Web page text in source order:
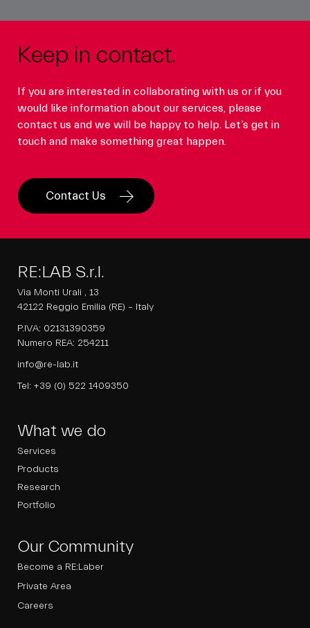
Keep in contact.
If you are interested in collaborating with us or if you
would like information about our services, please
contact us and we will be happy to help. Let’s get in
touch and make something great happen.
Contact Us
RE:LAB S.r.l.
Via Monti Urali , 13
42122 Reggio Emilia (RE) – Italy
P.IVA: 02131390359
Numero REA: 254211
info@re-lab.it
Tel: +39 (0) 522 1409350
What we do
Services
Products
Research
Portfolio
Our Community
Become a RE:Laber
Private Area
Careers